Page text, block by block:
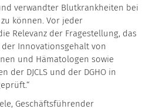
verwandter Blutkrankheiten bei
können. Vor jeder
Relevanz der Fragestellung, das
Innovationsgehalt von
und Hämatologen sowie
der DJCLS und der DGHO in
Geschäftsführender